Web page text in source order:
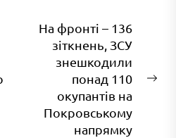
На фронті – 136
зіткнень, ЗСУ
знешкодили
понад 110
окупантів на
Покровському
напрямку